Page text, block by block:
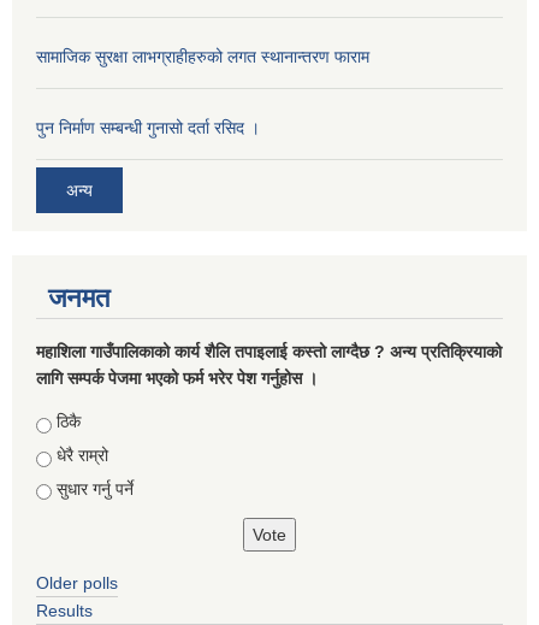
सामाजिक सुरक्षा लाभग्राहीहरुको लगत स्थानान्तरण फाराम
पुन निर्माण सम्बन्धी गुनासो दर्ता रसिद ।
अन्य
जनमत
महाशिला गाउँपालिकाको कार्य शैलि तपाइलाई कस्तो लाग्दैछ ? अन्य प्रतिक्रियाको
लागि सम्पर्क पेजमा भएको फर्म भरेर पेश गर्नुहोस ।
Choices
ठिकै
धेरै राम्रो
सुधार गर्नु पर्ने
Older polls
Results